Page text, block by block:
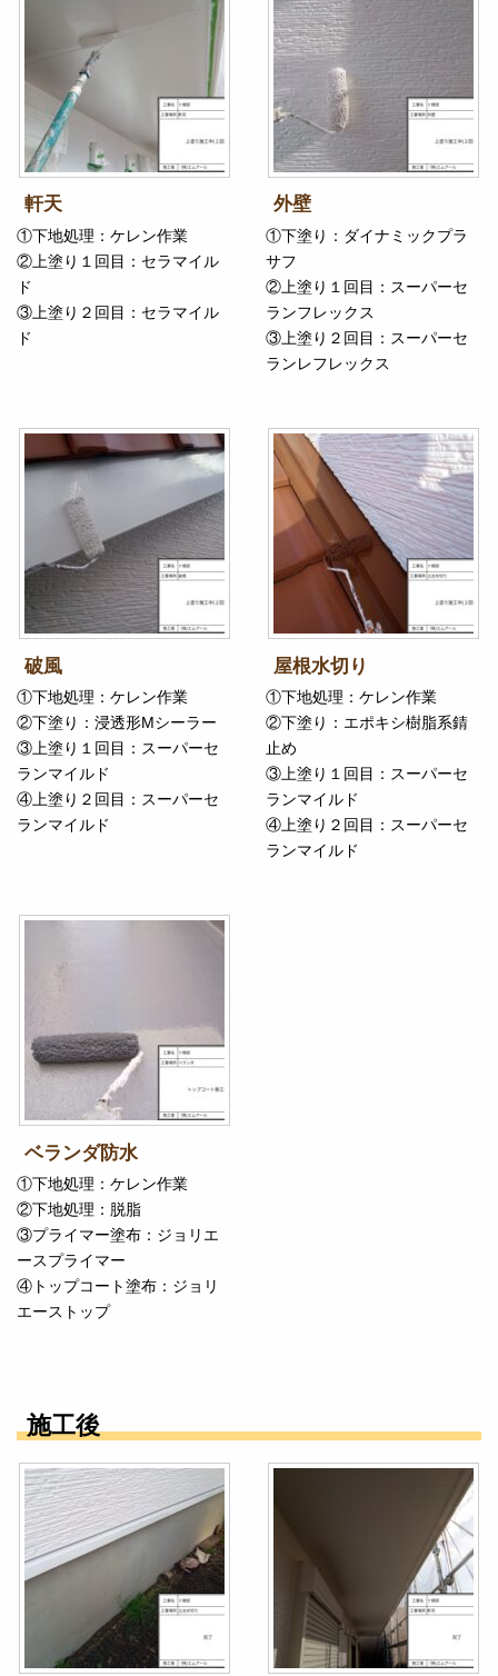
軒天
①下地処理：ケレン作業
②上塗り１回目：セラマイル
ド
③上塗り２回目：セラマイル
ド
外壁
①下塗り：ダイナミックプラ
サフ
②上塗り１回目：スーパーセ
ランフレックス
③上塗り２回目：スーパーセ
ランレフレックス
破風
①下地処理：ケレン作業
②下塗り：浸透形Mシーラー
③上塗り１回目：スーパーセ
ランマイルド
④上塗り２回目：スーパーセ
ランマイルド
屋根水切り
①下地処理：ケレン作業
②下塗り：エポキシ樹脂系錆
止め
③上塗り１回目：スーパーセ
ランマイルド
④上塗り２回目：スーパーセ
ランマイルド
ベランダ防水
①下地処理：ケレン作業
②下地処理：脱脂
③プライマー塗布：ジョリエ
ースプライマー
④トップコート塗布：ジョリ
エーストップ
施工後